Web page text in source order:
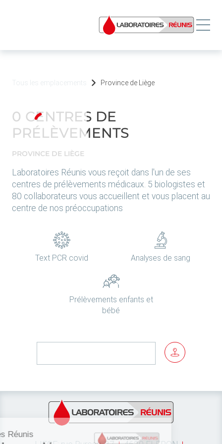
Tous les emplacements Province de Liège
0 CENTRES DE
PRÉLÈVEMENTS
PROVINCE DE LIÈGE
Laboratoires Réunis vous reçoit dans l'un de ses
centres de prélèvements médicaux. 5 biologistes et
80 collaborateurs vous accueillent et vous placent au
centre de nos préoccupations
Text PCR covid Analyses de sang
Prélèvements enfants et
bébé